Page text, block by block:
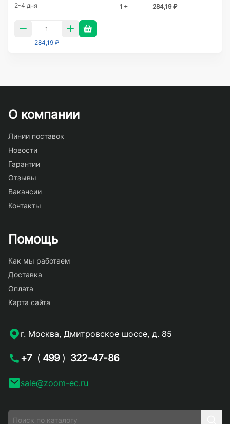
2-4 дня 1 + 284,19 ₽
284,19 ₽
О компании
Линии поставок
Новости
Гарантии
Отзывы
Вакансии
Контакты
Помощь
Как мы работаем
Доставка
Оплата
Карта сайта
г. Москва, Дмитровское шоссе, д. 85
+7 ( 499 ) 322-47-86
sale@zoom-ec.ru